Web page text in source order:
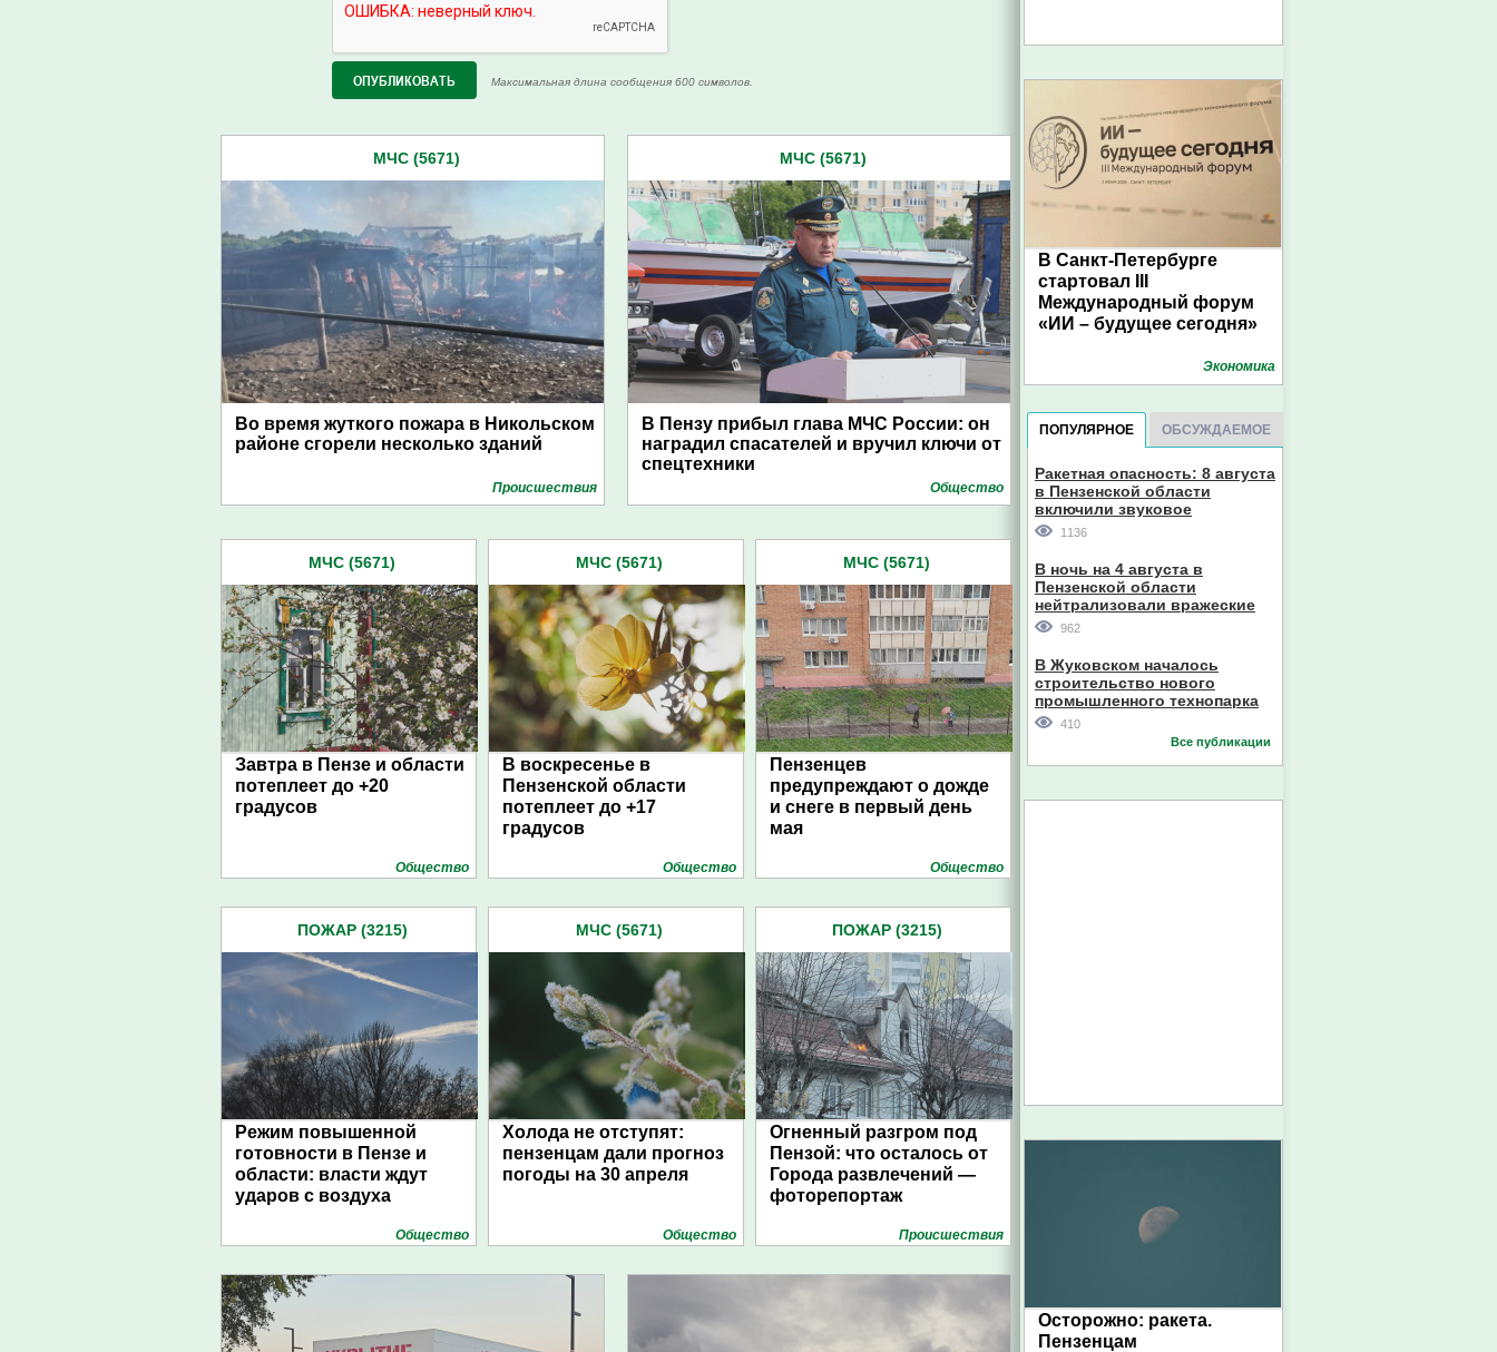
Максимальная длина сообщения 600 символов.
МЧС (5671)
Во время жуткого пожара в Никольском
районе сгорели несколько зданий
Проиcшествия
МЧС (5671)
В Пензу прибыл глава МЧС России: он
наградил спасателей и вручил ключи от
спецтехники
Общество
МЧС (5671)
Завтра в Пензе и области
потеплеет до +20
градусов
Общество
МЧС (5671)
В воскресенье в
Пензенской области
потеплеет до +17
градусов
Общество
МЧС (5671)
Пензенцев
предупреждают о дожде
и снеге в первый день
мая
Общество
ПОЖАР (3215)
Режим повышенной
готовности в Пензе и
области: власти ждут
ударов с воздуха
Общество
МЧС (5671)
Холода не отступят:
пензенцам дали прогноз
погоды на 30 апреля
Общество
ПОЖАР (3215)
Огненный разгром под
Пензой: что осталось от
Города развлечений —
фоторепортаж
Проиcшествия
В Санкт-Петербурге
стартовал III
Международный форум
«ИИ – будущее сегодня»
Экономика
ПОПУЛЯРНОЕ ОБСУЖДАЕМОЕ
Ракетная опасность: 8 августа
в Пензенской области
включили звуковое
оповещение
1136
В ночь на 4 августа в
Пензенской области
нейтрализовали вражеские
дроны
962
В Жуковском началось
строительство нового
промышленного технопарка
410
Все публикации
Осторожно: ракета.
Пензенцам